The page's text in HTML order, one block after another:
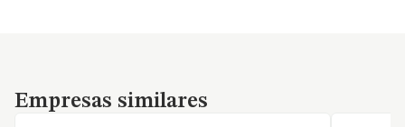
Empresas similares
Empresas similares